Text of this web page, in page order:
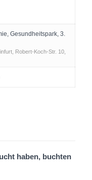
Gesundheitspark, 3.
Robert-Koch-Str. 10,
haben, buchten